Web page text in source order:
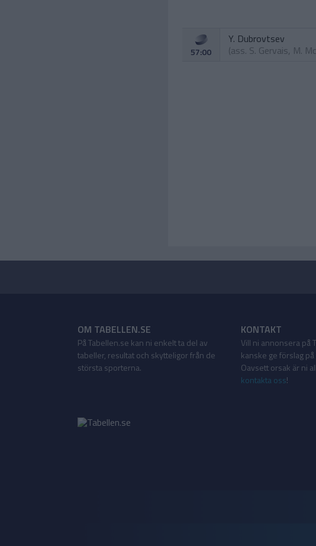
57:00
Y. Dubrovtsev
(ass. S. Gervais, M.
OM TABELLEN.SE
På Tabellen.se kan ni enkelt ta del av
tabeller, resultat och skytteligor från de
största sporterna.
KONTAKT
Vill ni annonsera på
kanske ge förslag
Oavsett orsak är ni
kontakta oss!